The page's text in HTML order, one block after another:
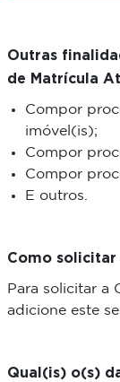
Outras
de Matrícula
Compor
imóvel(is);
Compor
Compor
E outros.
Como
Para solicitar a
adicione este
Qual(is) o(s)